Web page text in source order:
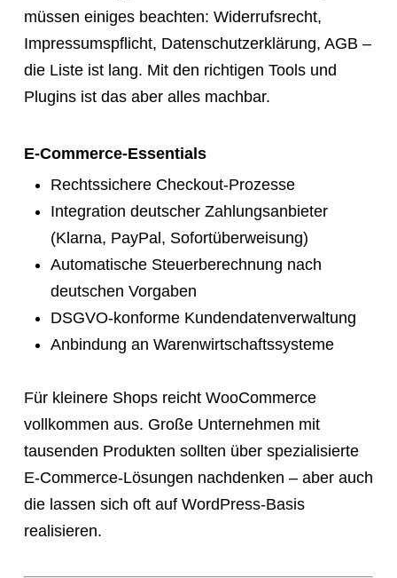
müssen einiges beachten: Widerrufsrecht,
Impressumspflicht, Datenschutzerklärung, AGB –
die Liste ist lang. Mit den richtigen Tools und
Plugins ist das aber alles machbar.
E-Commerce-Essentials
Rechtssichere Checkout-Prozesse
Integration deutscher Zahlungsanbieter
(Klarna, PayPal, Sofortüberweisung)
Automatische Steuerberechnung nach
deutschen Vorgaben
DSGVO-konforme Kundendatenverwaltung
Anbindung an Warenwirtschaftssysteme
Für kleinere Shops reicht WooCommerce
vollkommen aus. Große Unternehmen mit
tausenden Produkten sollten über spezialisierte
E-Commerce-Lösungen nachdenken – aber auch
die lassen sich oft auf WordPress-Basis
realisieren.